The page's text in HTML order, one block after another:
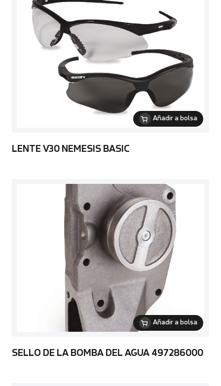
Añadir a bolsa
LENTE V30 NEMESIS BASIC
Añadir a bolsa
SELLO DE LA BOMBA DEL AGUA 497286000